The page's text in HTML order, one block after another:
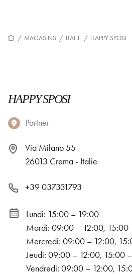
/ MAGASINS / ITALIE / HAPPY SPOSI
HAPPY SPOSI
Partner
Via Milano 55
26013 Crema - Italie
+39 037331793
Lundi: 15:00 – 19:00
Mardi: 09:00 – 12:00, 15:00
Mercredi: 09:00 – 12:00,
Jeudi: 09:00 – 12:00, 15:00
Vendredi: 09:00 – 12:00,